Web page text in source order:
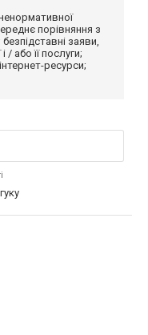
порівняння з
заяви,
/ або її послуги;
ресурси;